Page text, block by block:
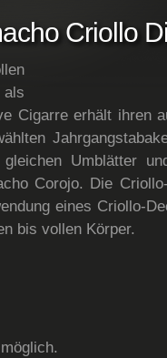
Criollo
Cigarre erhält ihren
Umblätter
Corojo. Die
eines Criollo-
bis vollen Körper.